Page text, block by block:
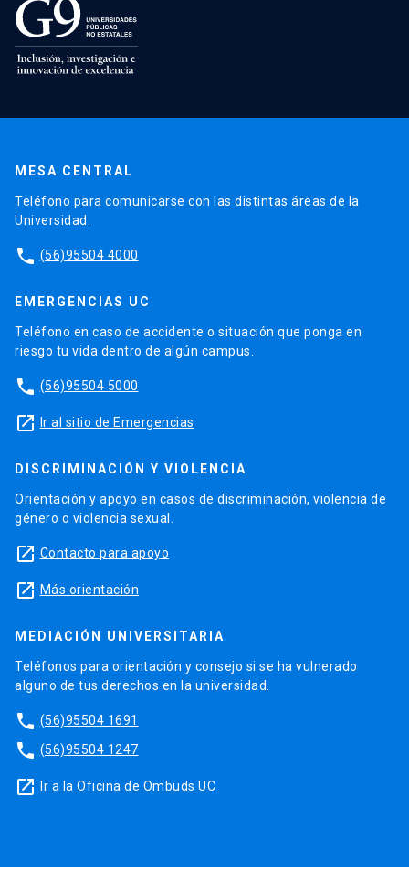
MESA CENTRAL
Teléfono para comunicarse con las distintas áreas de la
Universidad.
phone (56)95504 4000
EMERGENCIAS UC
Teléfono en caso de accidente o situación que ponga en
riesgo tu vida dentro de algún campus.
phone (56)95504 5000
launch Ir al sitio de Emergencias
DISCRIMINACIÓN Y VIOLENCIA
Orientación y apoyo en casos de discriminación, violencia de
género o violencia sexual.
launch Contacto para apoyo
launch Más orientación
MEDIACIÓN UNIVERSITARIA
Teléfonos para orientación y consejo si se ha vulnerado
alguno de tus derechos en la universidad.
phone (56)95504 1691
phone (56)95504 1247
launch Ir a la Oficina de Ombuds UC